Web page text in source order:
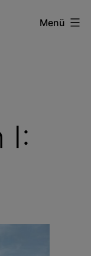
Menü
I: